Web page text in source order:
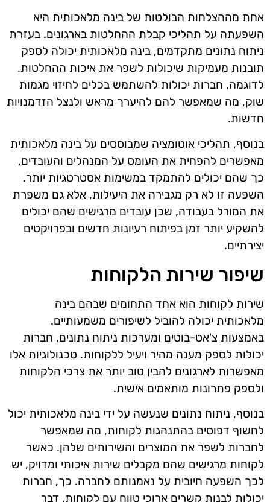
אחת מההצלחות הבולטות של בינה מלאכותית היא
השפעתה על תהליכי קבלת ההחלטות בארגונים. בעזרת
ניתוח נתונים מתקדמים, בינה מלאכותית יכולה לספק
תובנות מעמיקות שיכולות לשפר את איכות ההחלטות.
לדוגמה, חברות יכולות להשתמש בכלים לחיזוי מגמות
שוק, מה שמאפשר להם להיערך מראש ולנצל הזדמנויות
חדשות.
בנוסף, תהליכי אוטומציה שמבוססים על בינה מלאכותית
מאפשרים להפחית את העומס על המנהלים והעובדים,
כך שהם יכולים להתמקד במשימות אסטרטגיות יותר.
השפעה זו לא רק מגבירה את היעילות, אלא גם משפרת
את המורל בעבודה, שכן עובדים מרגישים שהם יכולים
להשקיע יותר זמן בפיתוח רעיונות חדשים ובפרויקטים
יצירתיים.
שיפור שירות הלקוחות
שירות לקוחות הוא אחד התחומים שבהם בינה
מלאכותית יכולה להוביל לשיפורים משמעותיים.
באמצעות צ'אט-בוטים ומערכות ניתוח נתונים, חברות
יכולות לספק מענה מהיר ויעיל ללקוחות. טכנולוגיות אלו
מאפשרות לארגונים להבין טוב יותר את צרכי הלקוחות
ולספק פתרונות מותאמים אישית.
בנוסף, ניתוח נתונים שנעשה על ידי בינה מלאכותית יכול
לחשוף דפוסים בהתנהגות לקוחות, מה שמאפשר
לחברות לשפר את המוצרים והשירותים שלהן. כאשר
לקוחות מרגישים שהם מקבלים שירות איכותי ומדויק, יש
לכך השפעה חיובית על נאמנותם לחברה. כך, חברות
יכולות לבנות קשרים ארוכי טווח עם לקוחות, דבר